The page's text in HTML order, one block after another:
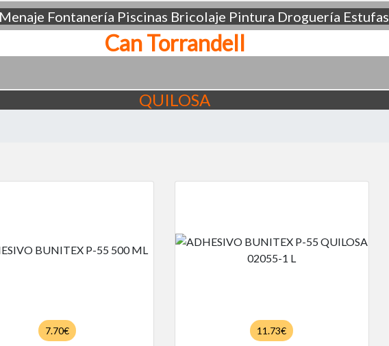
Menaje Fontanería Piscinas Bricolaje Pintura Droguería Estufas
Can Torrandell
QUILOSA
7.70€ 11.73€